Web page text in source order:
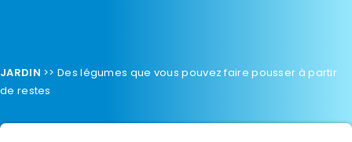
JARDIN >>Des légumes que vous pouvez faire pousser à partir
de restes